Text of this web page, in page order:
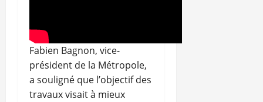
Fabien Bagnon, vice-
président de la Métropole,
a souligné que l’objectif des
travaux visait à mieux